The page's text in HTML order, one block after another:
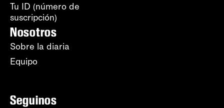
Tu ID (número de
suscripción)
Nosotros
Sobre la diaria
Equipo
Seguinos